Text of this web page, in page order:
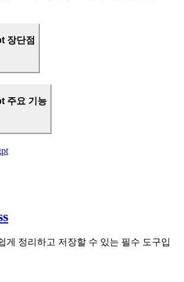
장단점
주요 기능
게 정리하고 저장할 수 있는 필수 도구입